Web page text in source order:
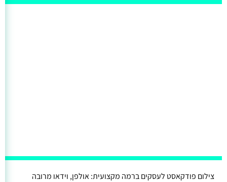
צילום פודקאסט לעסקים ברמה מקצועית: אולפן, וידאו מרובה